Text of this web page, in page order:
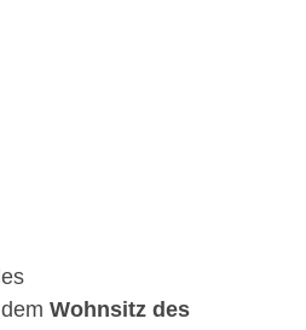
demWohnsitz des